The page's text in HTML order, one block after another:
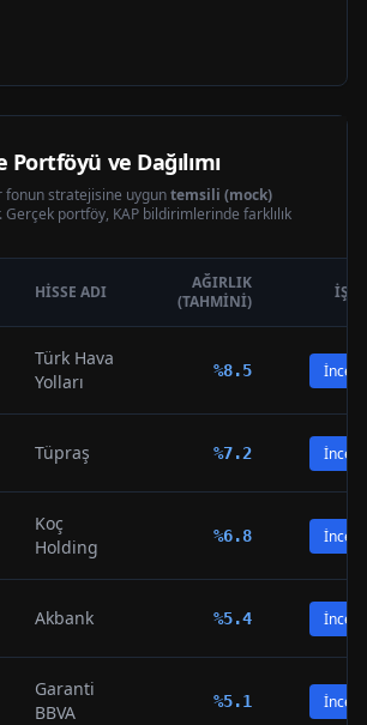
Portföyü ve Dağılımı
fonun stratejisine uyguntemsili (mock)
Gerçek portföy, KAP bildirimlerinde farklılık
HISSE ADI
AĞIRLIK
(TAHMINI)
Türk Hava
Yolları
%8.5 İncele
Tüpraş %7.2 İncele
Koç
Holding
%6.8 İncele
Akbank %5.4 İncele
Garanti
BBVA
%5.1 İncele